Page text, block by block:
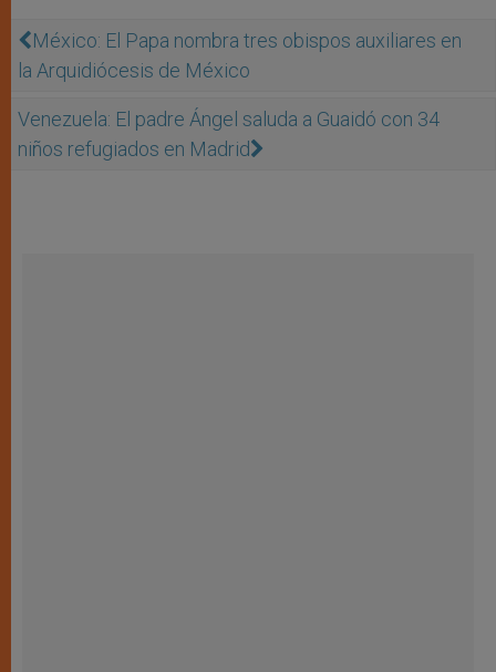
México: El Papa nombra tres obispos auxiliares en
la Arquidiócesis de México
Venezuela: El padre Ángel saluda a Guaidó con 34
niños refugiados en Madrid